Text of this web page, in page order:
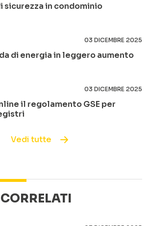
sicurezza in condominio
03 DICEMBRE 2025
di energia in leggero aumento
03 DICEMBRE 2025
il regolamento GSE per
Vedi tutte